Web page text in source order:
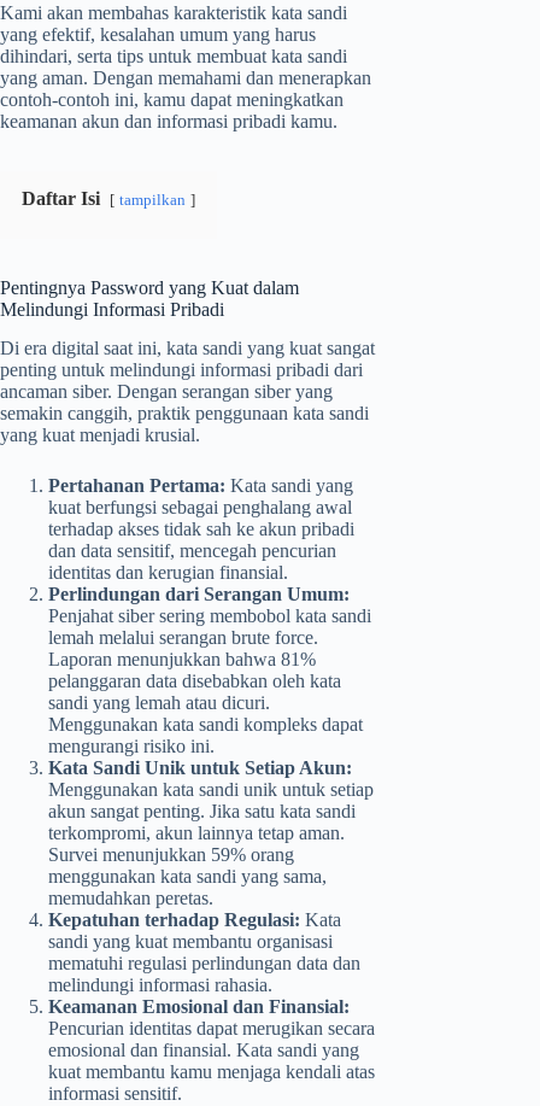
Kami akan membahas karakteristik kata sandi
yang efektif, kesalahan umum yang harus
dihindari, serta tips untuk membuat kata sandi
yang aman. Dengan memahami dan menerapkan
contoh-contoh ini, kamu dapat meningkatkan
keamanan akun dan informasi pribadi kamu.
Daftar Isi tampilkan
Pentingnya Password yang Kuat dalam
Melindungi Informasi Pribadi
Di era digital saat ini, kata sandi yang kuat sangat
penting untuk melindungi informasi pribadi dari
ancaman siber. Dengan serangan siber yang
semakin canggih, praktik penggunaan kata sandi
yang kuat menjadi krusial.
Pertahanan Pertama: Kata sandi yang
kuat berfungsi sebagai penghalang awal
terhadap akses tidak sah ke akun pribadi
dan data sensitif, mencegah pencurian
identitas dan kerugian finansial.
Perlindungan dari Serangan Umum:
Penjahat siber sering membobol kata sandi
lemah melalui serangan brute force.
Laporan menunjukkan bahwa 81%
pelanggaran data disebabkan oleh kata
sandi yang lemah atau dicuri.
Menggunakan kata sandi kompleks dapat
mengurangi risiko ini.
Kata Sandi Unik untuk Setiap Akun:
Menggunakan kata sandi unik untuk setiap
akun sangat penting. Jika satu kata sandi
terkompromi, akun lainnya tetap aman.
Survei menunjukkan 59% orang
menggunakan kata sandi yang sama,
memudahkan peretas.
Kepatuhan terhadap Regulasi: Kata
sandi yang kuat membantu organisasi
mematuhi regulasi perlindungan data dan
melindungi informasi rahasia.
Keamanan Emosional dan Finansial:
Pencurian identitas dapat merugikan secara
emosional dan finansial. Kata sandi yang
kuat membantu kamu menjaga kendali atas
informasi sensitif.